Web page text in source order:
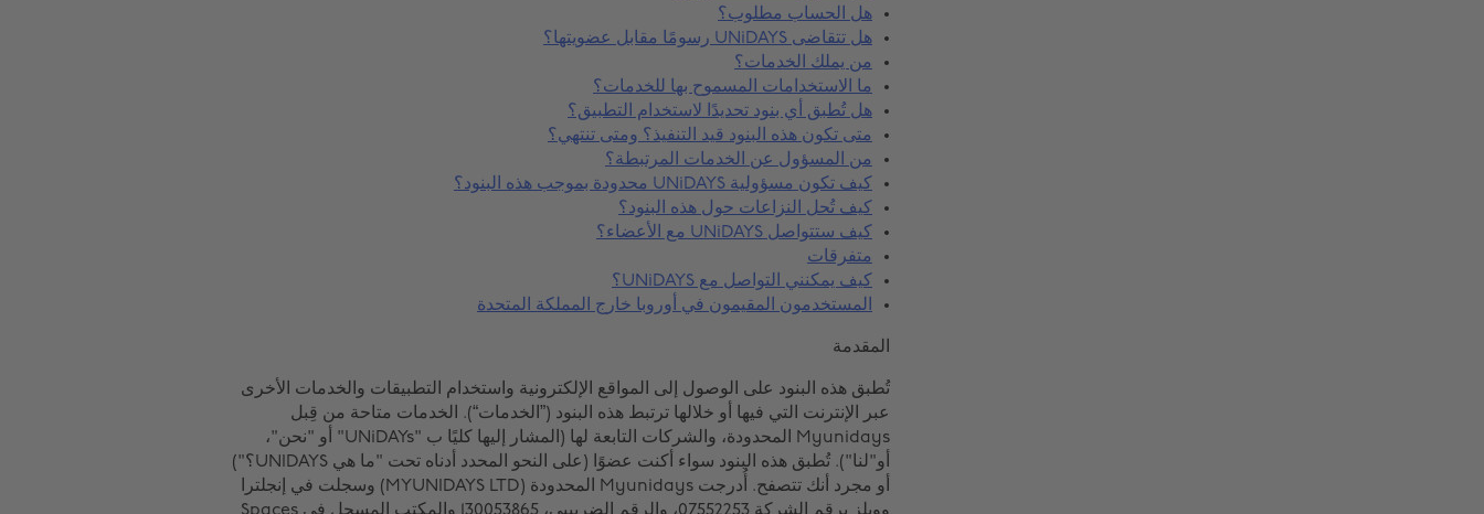
هل الحساب مطلوب؟
هل تتقاضى UNiDAYS رسومًا مقابل عضويتها؟
من يملك الخدمات؟
ما الاستخدامات المسموح بها للخدمات؟
هل تُطبق أي بنود تحديدًا لاستخدام التطبيق؟
متى تكون هذه البنود قيد التنفيذ؟ ومتى تنتهي؟
من المسؤول عن الخدمات المرتبطة؟
كيف تكون مسؤولية UNiDAYS محدودة بموجب هذه البنود؟
كيف تُحل النزاعات حول هذه البنود؟
كيف ستتواصل UNiDAYS مع الأعضاء؟
متفرقات
كيف يمكنني التواصل مع UNiDAYS؟
المستخدمون المقيمون في أوروبا خارج المملكة المتحدة
المقدمة
تُطبق هذه البنود على الوصول إلى المواقع الإلكترونية واستخدام التطبيقات والخدمات الأخرى
عبر الإنترنت التي فيها أو خلالها ترتبط هذه البنود (”الخدمات“). الخدمات متاحة من قِبل
Myunidays المحدودة، والشركات التابعة لها (المشار إليها كليًا ب "UNiDAYs" أو "نحن"،
أو"لنا"). تُطبق هذه البنود سواء أكنت عضوًا (على النحو المحدد أدناه تحت "ما هي UNIDAYS؟")
أو مجرد أنك تتصفح. أُدرجت Myunidays المحدودة (MYUNIDAYS LTD) وسجلت في إنجلترا